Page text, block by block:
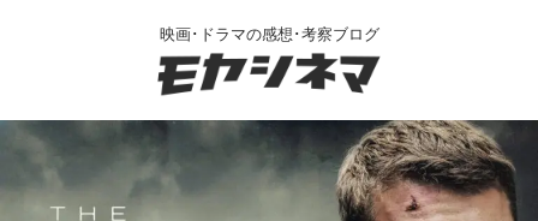
映画･ドラマの感想･考察ブログ